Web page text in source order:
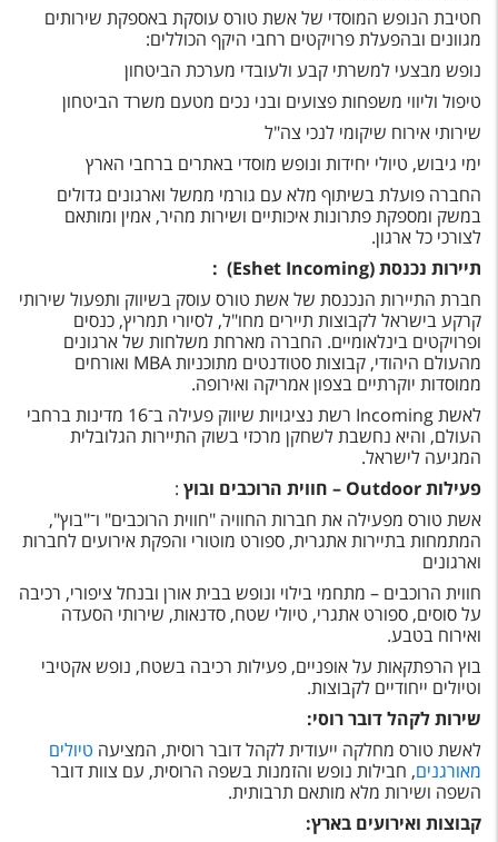
חטיבת הנופש המוסדי של אשת טורס עוסקת באספקת שירותים
מגוונים ובהפעלת פרויקטים רחבי היקף הכוללים:
נופש מבצעי למשרתי קבע ולעובדי מערכת הביטחון
טיפול וליווי משפחות פצועים ובני נכים מטעם משרד הביטחון
שירותי אירוח שיקומי לנכי צה"ל
ימי גיבוש, טיולי יחידות ונופש מוסדי באתרים ברחבי הארץ
החברה פועלת בשיתוף מלא עם גורמי ממשל וארגונים גדולים
במשק ומספקת פתרונות איכותיים ושירות מהיר, אמין ומותאם
לצורכי כל ארגון.
תיירות נכנסת(Eshet Incoming)
:
חברת התיירות הנכנסת של אשת טורס עוסק בשיווק ותפעול שירותי
קרקע בישראל לקבוצות תיירים מחו"ל, לסיורי תמריץ, כנסים
ופרויקטים בינלאומיים. החברה מארחת משלחות של ארגונים
מהעולם היהודי, קבוצות סטודנטים מתוכניות
ואורחים
ממוסדות יוקרתיים בצפון אמריקה ואירופה.
לאשת
רשת נציגויות שיווק פעילה ב־16 מדינות ברחבי
העולם, והיא נחשבת לשחקן מרכזי בשוק התיירות הגלובלית
המגיעה לישראל.
פעילות
חווית הרוכבים ובוץ :
אשת טורס מפעילה את חברות החוויה "חווית הרוכבים" ו־"בוץ",
המתמחות בתיירות אתגרית, ספורט מוטורי והפקת אירועים לחברות
וארגונים
חווית הרוכבים – מתחמי בילוי ונופש בבית אורן ובנחל ציפורי, רכיבה
על סוסים, ספורט אתגרי, טיולי שטח, סדנאות, שירותי הסעדה
ואירוח בטבע.
בוץ הרפתקאות על אופניים, פעילות רכיבה בשטח, נופש אקטיבי
וטיולים ייחודיים לקבוצות.
שירות לקהל דובר רוסי:
לאשת טורס מחלקה ייעודית לקהל דובר רוסית, המציעה טיולים
מאורגנים, חבילות נופש והזמנות בשפה הרוסית, עם צוות דובר
השפה ושירות מלא מותאם תרבותית.
קבוצות ואירועים בארץ: